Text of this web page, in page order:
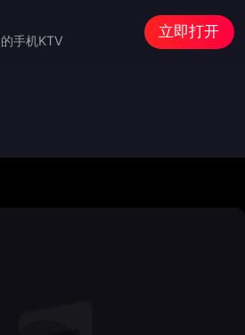
手机KTV
立即打开